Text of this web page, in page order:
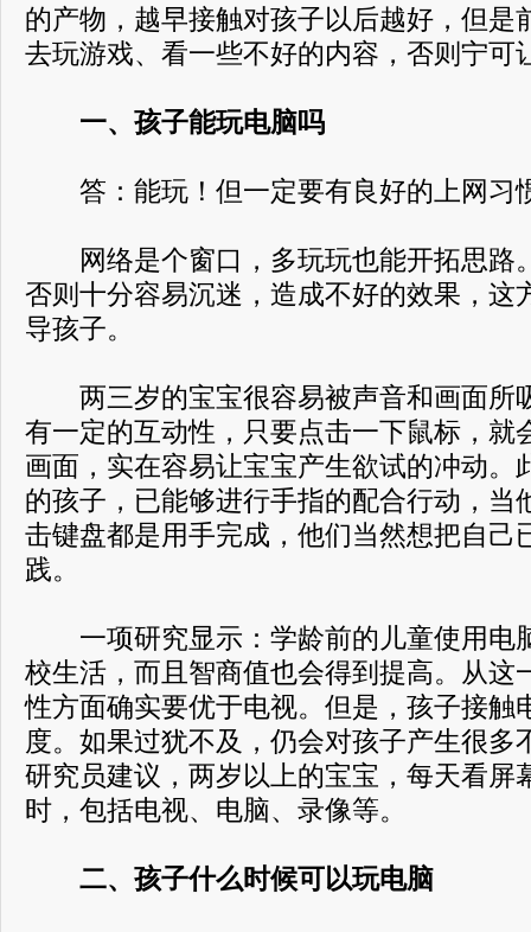
的产物，越早接触对孩子以后越好，但是
去玩游戏、看一些不好的内容，否则宁可
一、孩子能玩电脑吗
答：能玩！但一定要有良好的上网习
网络是个窗口，多玩玩也能开拓思路
否则十分容易沉迷，造成不好的效果，这
导孩子。
两三岁的宝宝很容易被声音和画面所
有一定的互动性，只要点击一下鼠标，就
画面，实在容易让宝宝产生欲试的冲动。
的孩子，已能够进行手指的配合行动，当
击键盘都是用手完成，他们当然想把自己
践。
一项研究显示：学龄前的儿童使用电
校生活，而且智商值也会得到提高。从这
性方面确实要优于电视。但是，孩子接触
度。如果过犹不及，仍会对孩子产生很多
研究员建议，两岁以上的宝宝，每天看屏
时，包括电视、电脑、录像等。
二、孩子什么时候可以玩电脑